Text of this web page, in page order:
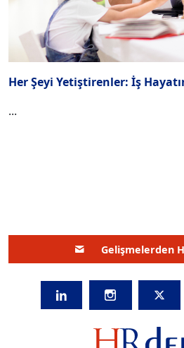
Her Şeyi Yetiştirenler: İş
...
Gelişmelerden